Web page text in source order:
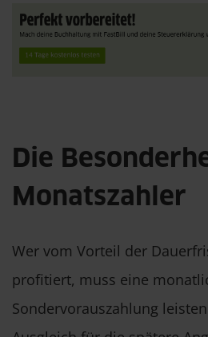
Die
Monatszahler
Wer vom Vorteil der
profitiert, muss eine
Sondervorauszahlung